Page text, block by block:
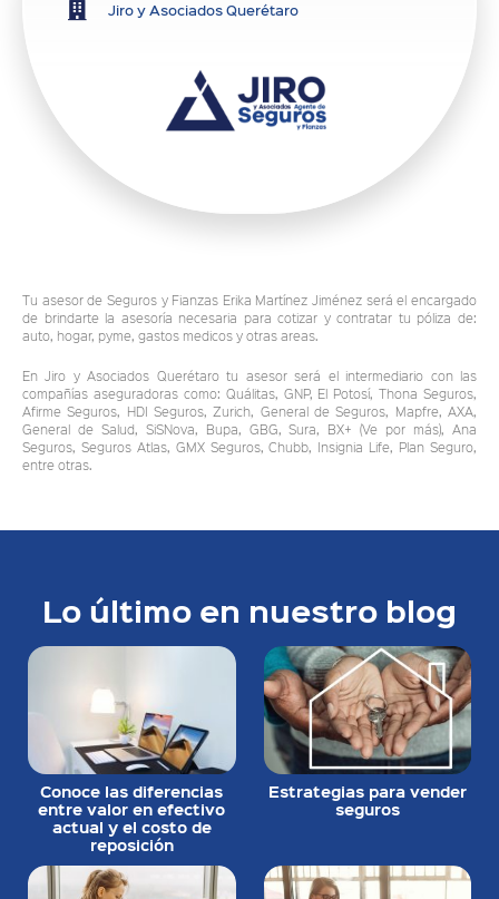
Jiro y Asociados Querétaro
Tu asesor de Seguros y Fianzas Erika Martínez Jiménez será el encargado
de brindarte la asesoría necesaria para cotizar y contratar tu póliza de:
auto, hogar, pyme, gastos medicos y otras areas.
En Jiro y Asociados Querétaro tu asesor será el intermediario con las
compañías aseguradoras como: Quálitas, GNP, El Potosí, Thona Seguros,
Afirme Seguros, HDI Seguros, Zurich, General de Seguros, Mapfre, AXA,
General de Salud, SiSNova, Bupa, GBG, Sura, BX+ (Ve por más), Ana
Seguros, Seguros Atlas, GMX Seguros, Chubb, Insignia Life, Plan Seguro,
entre otras.
Lo último en nuestro blog
Conoce las diferencias
entre valor en efectivo
actual y el costo de
reposición
Estrategias para vender
seguros